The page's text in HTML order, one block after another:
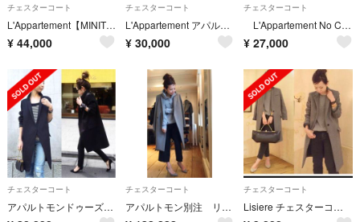
チェスターコート
L'Appartement【MINITZ/ミニッツ】 CHESTER COAT
¥ 44,000
チェスターコート
L'Appartement アパルトモン Beaver Short Coat
¥ 30,000
チェスターコート
L'Appartement No Collar Chester Coat
¥ 27,000
チェスターコート
アパルトモンドゥーズィエムクラス Lisiere チェスターコート
チェスターコート
アパルトモン別注 リラクス カシミヤチェスターコート 38
チェスターコート
Lisiere チェスターコート（グレー)